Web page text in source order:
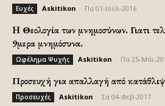
Ευχές Askitikon Πα 01-Ιούλ-2016
H Θεολογία των μνημοσύνων. Γιατι
9μερα μνημόσυνα.
Ωφέλημα Ψυχής Askitikon Πα 25-Μάι-
Προσευχή για απαλλαγή από
Προσευχές Askitikon Σα 04-Φεβ-2017